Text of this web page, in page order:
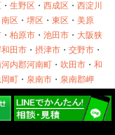
・ 生野区 ・ 西成区 ・ 西淀川
南区 ・ 堺区 ・ 東区 ・ 美原
・ 柏原市 ・ 池田市 ・ 大阪狭
和田市 ・ 摂津市 ・ 交野市 ・
内郡河南町 ・ 吹田市 ・ 和
町 ・ 泉南市 ・ 泉南郡岬
・羽曳野市・茨木市・
・ 高石市